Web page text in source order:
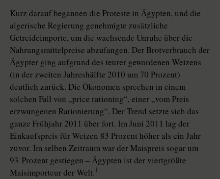
Kurz darauf begannen die Proteste in Ägypten, und die
algerische Regierung genehmigte zusätzliche
Getreideimporte, um die wachsende Unruhe über die
Nahrungsmittelpreise abzufangen. Der Brotverbrauch der
Ägypter ging aufgrund des teurer gewordenen Weizens
(in der zweiten Jahreshälfte 2010 um 70 Prozent)
deutlich zurück. Die Ökonomen sprechen in einem
solchen Fall von „price rationing“, einer „vom Preis
erzwungenen Rationierung“. Der Trend setzte sich das
ganze Frühjahr 2011 über fort. Im Juni 2011 lag der
Einkaufspreis für Weizen 83 Prozent höher als ein Jahr
zuvor. Im selben Zeitraum war der Maispreis sogar um
93 Prozent gestiegen – Ägypten ist der viertgrößte
Maisimporteur der Welt. 1